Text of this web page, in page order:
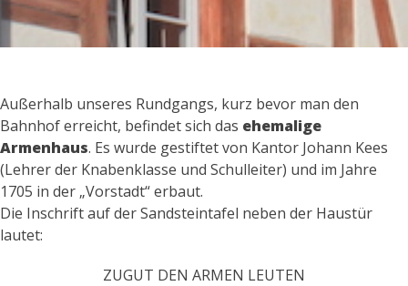
Kontakt
Beitritt
Außerhalb unseres Rundgangs, kurz bevor man den
Bahnhof erreicht, befindet sich das ehemalige
Armenhaus. Es wurde gestiftet von Kantor Johann Kees
(Lehrer der Knabenklasse und Schulleiter) und im Jahre
1705 in der „Vorstadt“ erbaut.
Die Inschrift auf der Sandsteintafel neben der Haustür
lautet:
ZUGUT DEN ARMEN LEUTEN